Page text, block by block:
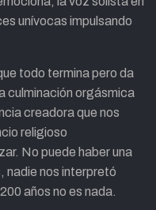
unívocas impulsando
todo termina pero da
culminación orgásmica
creadora que nos
religioso
No puede haber una
nadie nos interpretó
años no es nada.